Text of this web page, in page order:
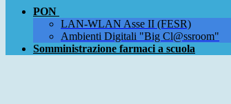
PON
LAN-WLAN Asse II (FESR)
Ambienti Digitali "Big Cl@ssroom"
Somministrazione farmaci a scuola